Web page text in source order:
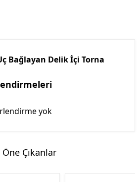
Bağlayan Delik İçi Torna
yok
Öne Çıkanlar